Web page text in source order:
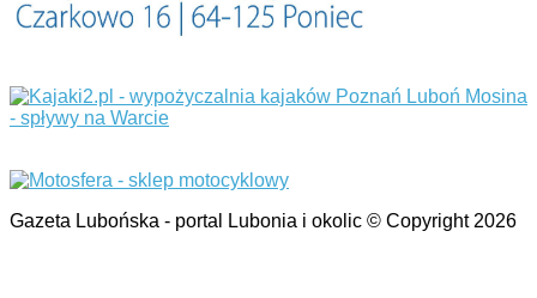
Gazeta Lubońska - portal Lubonia i okolic © Copyright 2026